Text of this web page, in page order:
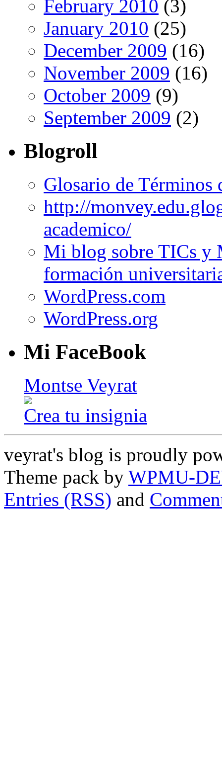
February 2010 (3)
January 2010 (25)
December 2009 (16)
November 2009 (16)
October 2009 (9)
September 2009 (2)
Blogroll
Glosario de Términos
http://
academico/
Mi blog sobre TICs y
formación
WordPress.com
WordPress.org
Mi FaceBook
Montse Veyrat
Crea tu insignia
veyrat's blog is proudly
Theme pack by WPMU-
Entries (RSS) and